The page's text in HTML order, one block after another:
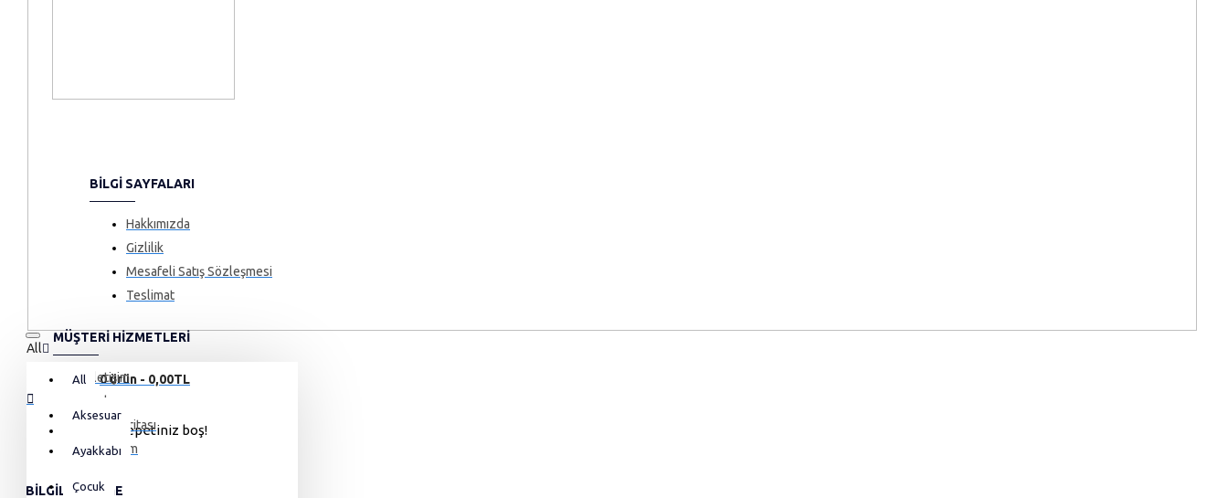
All
All
Aksesuar
Ayakkabı
Çocuk
0 ürün - 0,00TL
Alışveriş sepetiniz boş!
BILGI SAYFALARI
Hakkımızda
Gizlilik
Mesafeli Satış Sözleşmesi
Teslimat
MÜŞTERI HIZMETLERI
İletişim
İade
Site Haritası
Hesabım
BILGILENDIRME